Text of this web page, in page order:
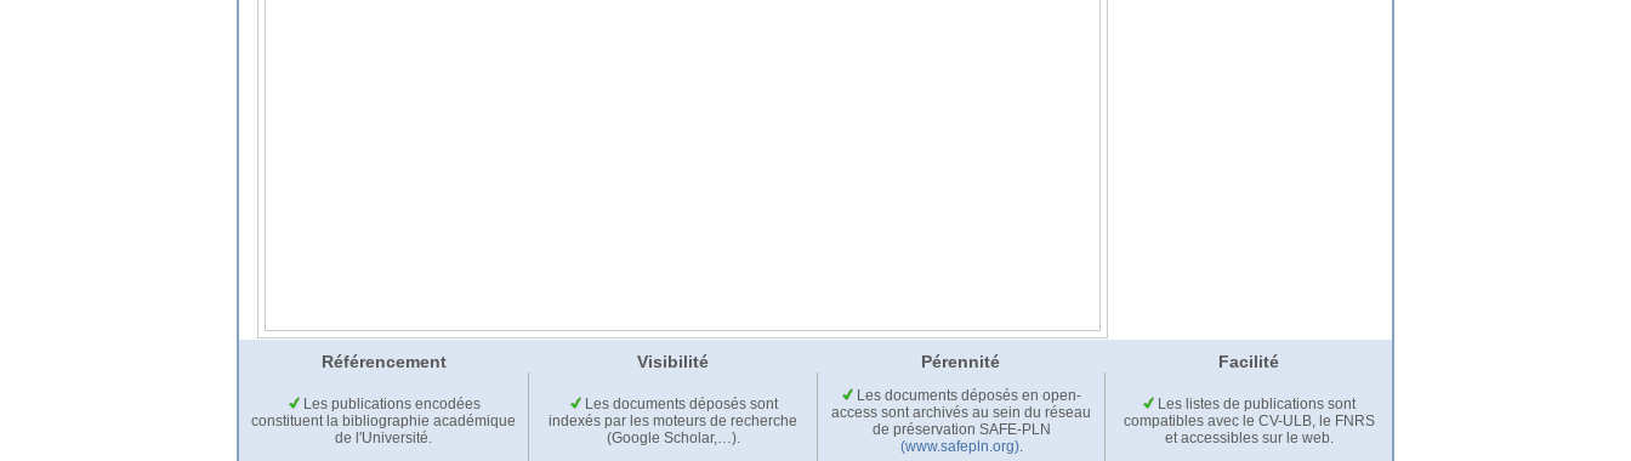
Référencement Visibilité Pérennité Facilité
Les publications encodées
constituent la bibliographie académique
de l'Université.
Les documents déposés sont
indexés par les moteurs de recherche
(Google Scholar,…).
Les documents déposés en open-
access sont archivés au sein du réseau
de préservation SAFE-PLN
(www.safepln.org).
Les listes de publications sont
compatibles avec le CV-ULB, le FNRS
et accessibles sur le web.